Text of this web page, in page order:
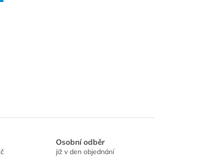
Osobní odběr
již v den objednání